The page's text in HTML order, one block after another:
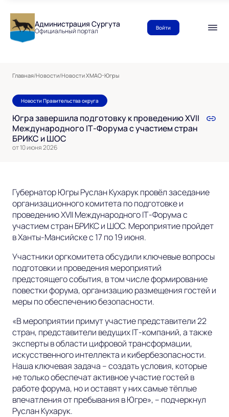
Администрация Сургута
Официальный портал Войти
Главная/Новости/Новости ХМАО-Югры
Новости Правительства округа
Югра завершила подготовку к проведению XVII
Международного IT‑Форума с участием стран
БРИКС и ШОС
от 10 июня 2026
Губернатор Югры Руслан Кухарук провёл заседание
организационного комитета по подготовке и
проведению XVII Международного IT‑Форума с
участием стран БРИКС и ШОС. Мероприятие пройдет
в Ханты-Мансийске с 17 по 19 июня.
Участники оргкомитета обсудили ключевые вопросы
подготовки и проведения мероприятий
предстоящего события, в том числе формирование
повестки форума, организацию размещения гостей и
меры по обеспечению безопасности.
«В мероприятии примут участие представители 22
стран, представители ведущих IT‑компаний, а также
эксперты в области цифровой трансформации,
искусственного интеллекта и кибербезопасности.
Наша ключевая задача – создать условия, которые
не только обеспечат активное участие гостей в
работе форума, но и оставят у них самые тёплые
впечатления от пребывания в Югре», – подчеркнул
Руслан Кухарук.